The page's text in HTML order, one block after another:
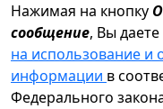
Нажимая на кнопку
сообщение, Вы даете
на использование и
информации в
Федерального